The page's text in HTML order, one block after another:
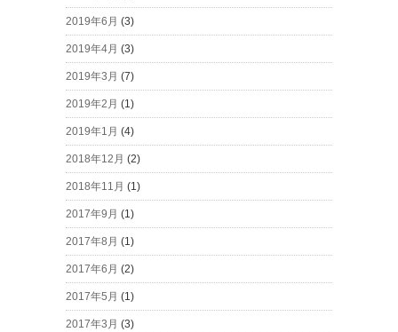
2019年6月 (3)
2019年4月 (3)
2019年3月 (7)
2019年2月 (1)
2019年1月 (4)
2018年12月 (2)
2018年11月 (1)
2017年9月 (1)
2017年8月 (1)
2017年6月 (2)
2017年5月 (1)
2017年3月 (3)